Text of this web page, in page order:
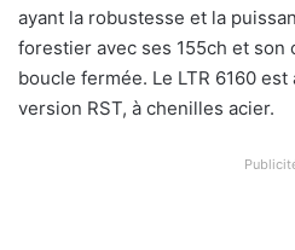
ayant la robustesse et la
forestier avec ses 155ch et son
boucle fermée. Le LTR 6160
version RST, à chenilles acier.